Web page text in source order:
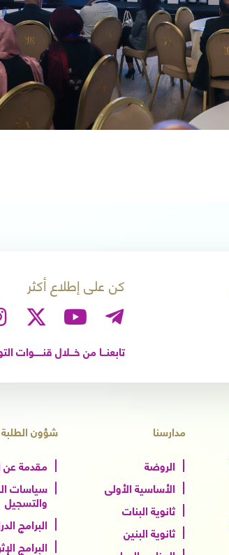
كن على إطلاع أكثر
تابعنـــا من خـــلال قنــــــوات
مدارسنا
الروضة
الأساسية الأولى
ثانوية البنات
ثانوية البنين
شؤون الطلبة
مقدمة عن
سياسات
والتسجيل
البرامج
البرامج